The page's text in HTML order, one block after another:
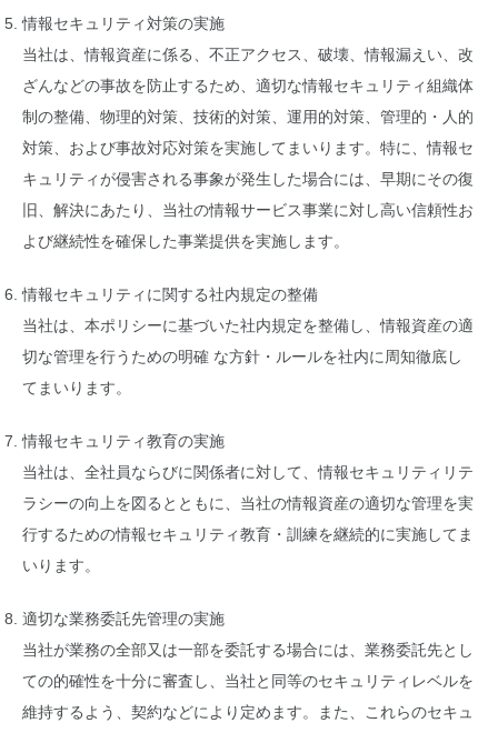
情報セキュリティ対策の実施
当社は、情報資産に係る、不正アクセス、破壊、情報漏えい、改
ざんなどの事故を防止するため、適切な情報セキュリティ組織体
制の整備、物理的対策、技術的対策、運用的対策、管理的・人的
対策、および事故対応対策を実施してまいります。特に、情報セ
キュリティが侵害される事象が発生した場合には、早期にその復
旧、解決にあたり、当社の情報サービス事業に対し高い信頼性お
よび継続性を確保した事業提供を実施します。
情報セキュリティに関する社内規定の整備
当社は、本ポリシーに基づいた社内規定を整備し、情報資産の適
切な管理を行うための明確 な方針・ルールを社内に周知徹底し
てまいります。
情報セキュリティ教育の実施
当社は、全社員ならびに関係者に対して、情報セキュリティリテ
ラシーの向上を図るとともに、当社の情報資産の適切な管理を実
行するための情報セキュリティ教育・訓練を継続的に実施してま
いります。
適切な業務委託先管理の実施
当社が業務の全部又は一部を委託する場合には、業務委託先とし
ての的確性を十分に審査し、当社と同等のセキュリティレベルを
維持するよう、契約などにより定めます。また、これらのセキュ